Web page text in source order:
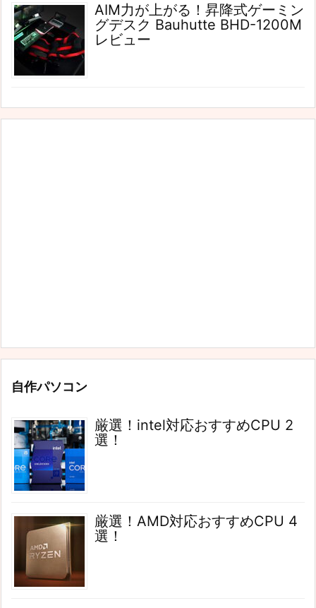
AIM力が上がる！昇降式ゲーミン
グデスク Bauhutte BHD-1200M
レビュー
自作パソコン
厳選！intel対応おすすめCPU 2
選！
厳選！AMD対応おすすめCPU 4
選！